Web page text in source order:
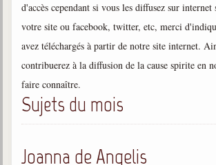
1910-2002
1927-2025
Bibliothèque
d'accès cependant si vous les diffusez sur
votre site ou facebook, twitter, etc, merci
avez téléchargés à partir de notre site internet.
contribuerez à la diffusion de la cause spirite en
faire connaître.
Sujets du mois
Joanna de Angelis